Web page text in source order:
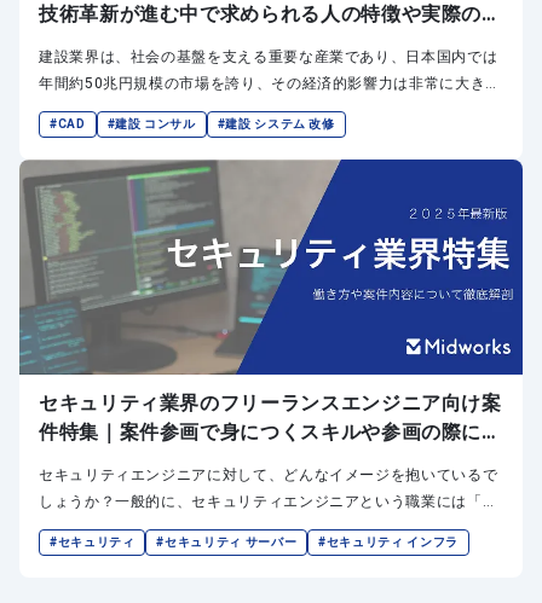
技術革新が進む中で求められる人の特徴や実際の案
建設業界は、社会の基盤を支える重要な産業であり、日本国内では
年間約50兆円規模の市場を誇り、その経済的影響力は非常に大きい
です。住宅やインフラ、商業施設、公共事業など、社会全体の発展
に欠かせない役割を果たしていますが、近年、IT技術の急速な導入
により、建設業界自体は大きな変革を迎えています。しかし、この
変革には多くの課題も伴っています。本記事では、そんな建設業界
におけるエンジニアの需要について、特にITやデジタル化が進む中
で求められるスキルや働き方について詳しく解説します。
#CAD #建設 コンサル #建設 システム 改修
セキュリティ業界のフリーランスエンジニア向け案
件特集｜案件参画で身につくスキルや参画の際に役
セキュリティエンジニアに対して、どんなイメージを抱いているで
しょうか？一般的に、セキュリティエンジニアという職業には「責
任が重い」「専門性が高い」「拘束時間が長い」といったネガティ
ブなイメージがつきまとうことが多いです。また、フリーランスと
#セキュリティ #セキュリティ サーバー #セキュリティ インフラ